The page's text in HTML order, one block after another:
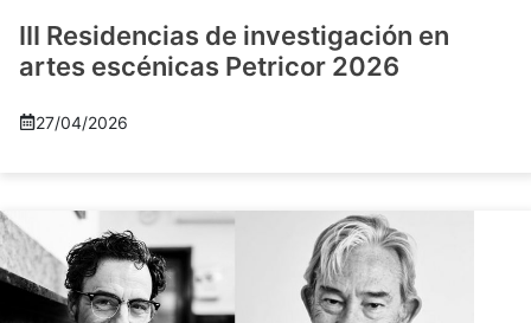
III Residencias de investigación en
artes escénicas Petricor 2026
27/04/2026